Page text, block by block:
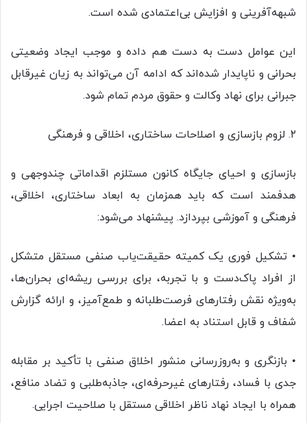
شبهه‌آفرینی و افزایش بی‌اعتمادی شده است.
این عوامل دست به دست هم داده و موجب ایجاد وضعیتی
بحرانی و ناپایدار شده‌اند که ادامه آن می‌تواند به زیان غیرقابل
جبرانی برای نهاد وکالت و حقوق مردم تمام شود.
۲. لزوم بازسازی و اصلاحات ساختاری، اخلاقی و فرهنگی
بازسازی و احیای جایگاه کانون مستلزم اقداماتی چندوجهی و
هدفمند است که باید همزمان به ابعاد ساختاری، اخلاقی،
فرهنگی و آموزشی بپردازد. پیشنهاد می‌شود:
• تشکیل فوری یک کمیته حقیقت‌یاب صنفی مستقل متشکل
از افراد پاک‌دست و با تجربه، برای بررسی ریشه‌ای بحران‌ها،
به‌ویژه نقش رفتارهای فرصت‌طلبانه و طمع‌آمیز، و ارائه گزارش
شفاف و قابل استناد به اعضا.
• بازنگری و به‌روزرسانی منشور اخلاق صنفی با تأکید بر مقابله
جدی با فساد، رفتارهای غیرحرفه‌ای، جاذبه‌طلبی و تضاد منافع،
همراه با ایجاد نهاد ناظر اخلاقی مستقل با صلاحیت اجرایی.